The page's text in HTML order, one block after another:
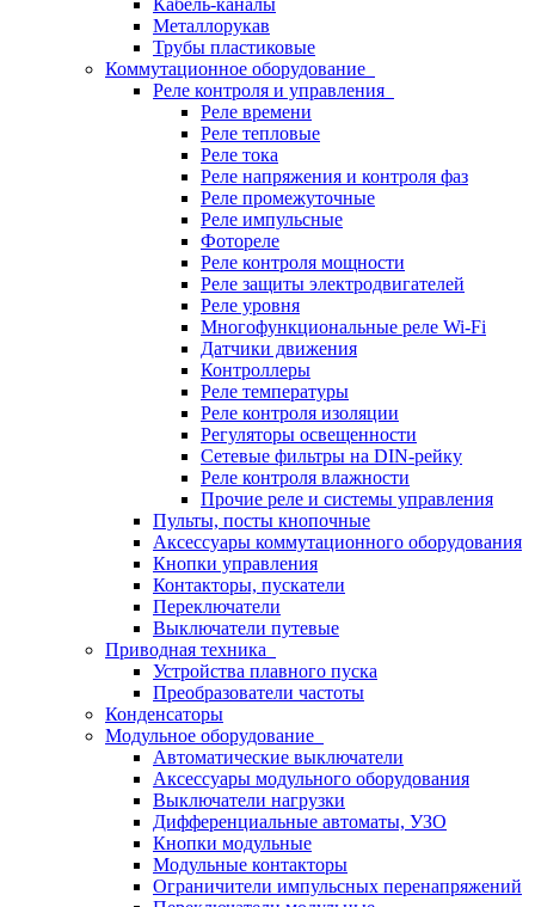
Кабель-каналы
Металлорукав
Трубы пластиковые
Коммутационное оборудование
Реле контроля и управления
Реле времени
Реле тепловые
Реле тока
Реле напряжения и контроля фаз
Реле промежуточные
Реле импульсные
Фотореле
Реле контроля мощности
Реле защиты электродвигателей
Реле уровня
Многофункциональные реле Wi-Fi
Датчики движения
Контроллеры
Реле температуры
Реле контроля изоляции
Регуляторы освещенности
Сетевые фильтры на DIN-рейку
Реле контроля влажности
Прочие реле и системы управления
Пульты, посты кнопочные
Аксессуары коммутационного оборудования
Кнопки управления
Контакторы, пускатели
Переключатели
Выключатели путевые
Приводная техника
Устройства плавного пуска
Преобразователи частоты
Конденсаторы
Модульное оборудование
Автоматические выключатели
Аксессуары модульного оборудования
Выключатели нагрузки
Дифференциальные автоматы, УЗО
Кнопки модульные
Модульные контакторы
Ограничители импульсных перенапряжений